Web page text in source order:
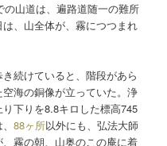
山道は、遍路道随一の難所
、山全体が、霧につつまれ
続けていると、階段があら
海の銅像が立っていた。浄
下りを8.8キロした標高745
、88ヶ所以外にも、弘法大師
霧の朝、山奥のこの庵に着